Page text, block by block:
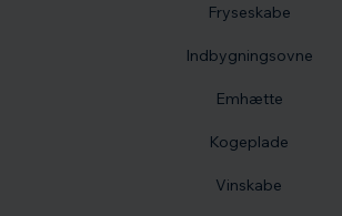
Fryseskabe
Indbygningsovne
Emhætte
Kogeplade
Vinskabe